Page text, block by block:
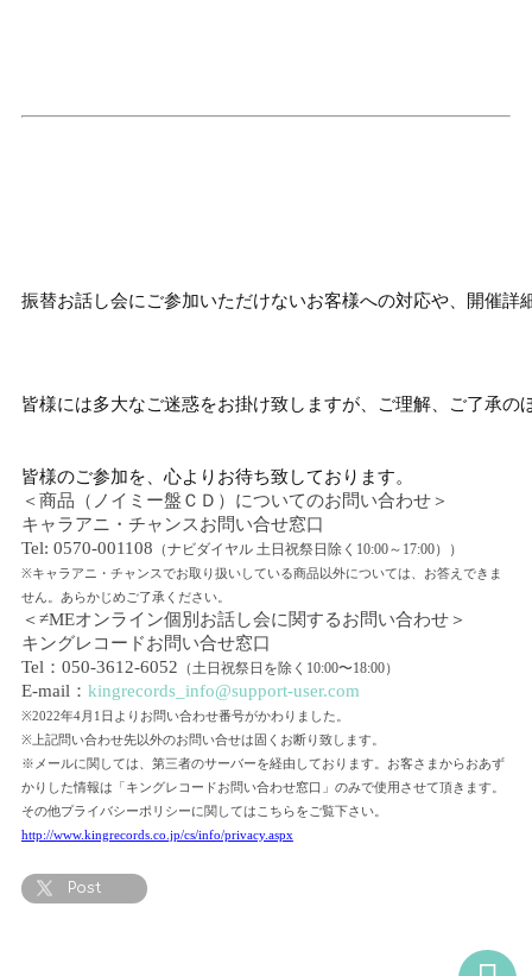
振替お話し会にご参加いただけないお客様への対応や、開催
皆様には多大なご迷惑をお掛け致しますが、ご理解、ご了承の
皆様のご参加を、心よりお待ち致しております。
＜商品（ノイミー盤ＣＤ）についてのお問い合わせ＞
キャラアニ・チャンスお問い合せ窓口
Tel: 0570-001108 （ナビダイヤル 土日祝祭日除く 10:00～ 17:00））
※キャラアニ・チャンスでお取り扱いしている商品以外については、お答えできま
せん。あらかじめご了承ください。
＜≠MEオンライン個別お話し会に関するお問い合わせ＞
キングレコードお問い合せ窓口
Tel ： 050-3612-6052 （土日祝祭日を除く 10:00〜18:00）
E-mail ： kingrecords_info@support-user.com
※2022年4月 1 日よりお問い合わせ番号がかわりました。
※上記問い合わせ先以外のお問い合せは固くお断り致します。
※ メールに関しては、第三者のサーバーを経由しております。お客さまからおあず
かりした情報は「キングレコードお問い合わせ窓口」のみで使用させて頂きます。
その他プライバシーポリシーに関してはこちらをご覧下さい。
http://www.kingrecords.co.jp/cs/info/privacy.aspx
Post